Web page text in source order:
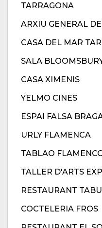
TARRAGONA
ARXIU GENERAL
CASA DEL MAR
SALA
CASA XIMENIS
YELMO CINES
ESPAI FALSA
URLY FLAMENCA
TABLAO
TALLER D'ARTS
RESTAURANT
COCTELERIA FROS